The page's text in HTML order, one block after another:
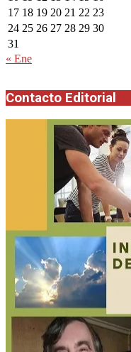
17 18 19 20 21 22 23
24 25 26 27 28 29 30
31
« Ene
Contacto Editorial